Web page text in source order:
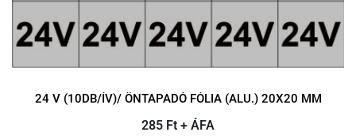
24 V (10DB/ÍV)/ ÖNTAPADÓ FÓLIA (ALU.) 20X20 MM
285 Ft + ÁFA